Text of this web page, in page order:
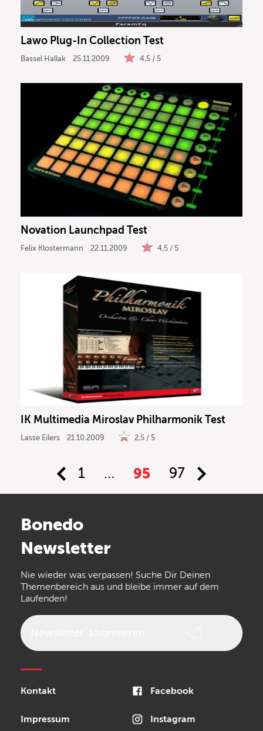
Lawo Plug-In Collection Test
Bassel Hallak 25.11.2009 4,5 / 5
Novation Launchpad Test
Felix Klostermann 22.11.2009 4,5 / 5
IK Multimedia Miroslav Philharmonik Test
Lasse Eilers 21.10.2009 2,5 / 5
1 … 95 97
Bonedo
Newsletter
Nie wieder was verpassen! Suche Dir Deinen
Themenbereich aus und bleibe immer auf dem
Laufenden!
Kontakt
Impressum
Facebook
Instagram